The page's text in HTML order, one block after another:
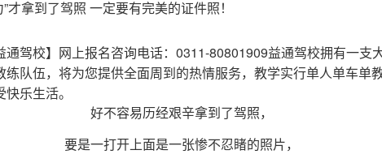
才拿到了驾照 一定要有完美的证件照！
通驾校】网上报名咨询电话：0311-80801909益通驾校拥有一支
练队伍，将为您提供全面周到的热情服务，教学实行单人单车单
乐生活。
好不容易历经艰辛拿到了驾照，
要是一打开上面是一张惨不忍睹的照片，